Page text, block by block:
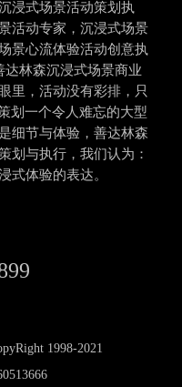
浸式场景活动策划执
活动专家，沉浸式场景
景心流体验活动创意执
林森沉浸式场景商业
里，活动没有彩排，只
划一个令人难忘的大型
细节与体验，善达林森
划与执行，我们认为：
式体验的表达。
1998-2021